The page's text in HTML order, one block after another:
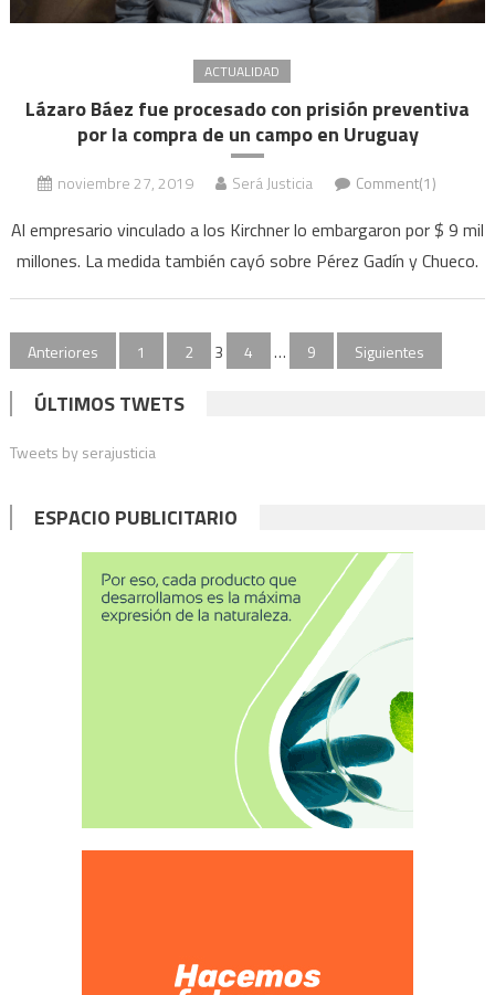
ACTUALIDAD
Lázaro Báez fue procesado con prisión preventiva
por la compra de un campo en Uruguay
noviembre 27, 2019 Será Justicia Comment(1)
Al empresario vinculado a los Kirchner lo embargaron por $ 9 mil
millones. La medida también cayó sobre Pérez Gadín y Chueco.
Paginación
de
entradas
Anteriores 1 2 3 4 … 9 Siguientes
ÚLTIMOS TWETS
Tweets by serajusticia
ESPACIO PUBLICITARIO